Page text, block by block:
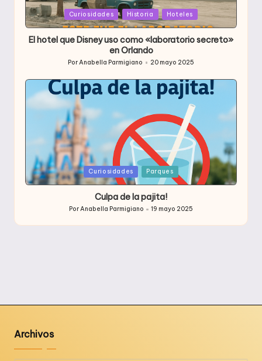
Publicada
en
Curiosidades Historia Hoteles
El hotel que Disney uso como «laboratorio secreto»
en Orlando
Publicado
por
PorAnabella Parmigiano 20 mayo 2025
Publicada
en
Curiosidades Parques
Culpa de la pajita!
por
PorAnabella Parmigiano 19 mayo 2025
Archivos